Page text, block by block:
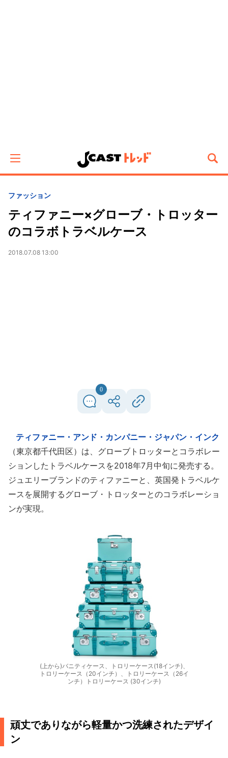
ファッション
ティファニー×グローブ・トロッター
のコラボトラベルケース
2018.07.08 13:00
0
ティファニー・アンド・カンパニー・ジャパン・インク
（東京都千代田区）は、グローブトロッターとコラボレー
ションしたトラベルケースを2018年7月中旬に発売する。
ジュエリーブランドのティファニーと、英国発トラベルケ
ースを展開するグローブ・トロッターとのコラボレーショ
ンが実現。
(上から)バニティケース、トロリーケース(18インチ)、
トロリーケース（20インチ）、トロリーケース（26イ
ンチ）トロリーケース (30インチ)
頑丈でありながら軽量かつ洗練されたデザイ
ン